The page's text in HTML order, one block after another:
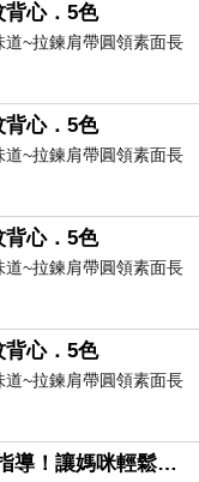
心．5色
~拉鍊肩帶圓領素面長
心．5色
~拉鍊肩帶圓領素面長
心．5色
~拉鍊肩帶圓領素面長
心．5色
~拉鍊肩帶圓領素面長
宅配快樂大廚來上菜！阿芳老師親自指導！讓媽咪輕鬆料理，營造無煙廚房，經濟、美味、方便，八分鐘讓你當名廚！